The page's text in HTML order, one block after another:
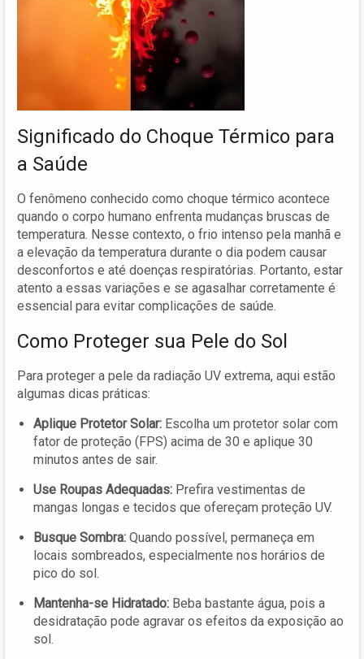
Significado do Choque Térmico para
a Saúde
O fenômeno conhecido como choque térmico acontece
quando o corpo humano enfrenta mudanças bruscas de
temperatura. Nesse contexto, o frio intenso pela manhã e
a elevação da temperatura durante o dia podem causar
desconfortos e até doenças respiratórias. Portanto, estar
atento a essas variações e se agasalhar corretamente é
essencial para evitar complicações de saúde.
Como Proteger sua Pele do Sol
Para proteger a pele da radiação UV extrema, aqui estão
algumas dicas práticas:
Aplique Protetor Solar: Escolha um protetor solar com
fator de proteção (FPS) acima de 30 e aplique 30
minutos antes de sair.
Use Roupas Adequadas: Prefira vestimentas de
mangas longas e tecidos que ofereçam proteção UV.
Busque Sombra: Quando possível, permaneça em
locais sombreados, especialmente nos horários de
pico do sol.
Mantenha-se Hidratado: Beba bastante água, pois a
desidratação pode agravar os efeitos da exposição ao
sol.